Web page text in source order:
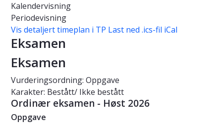
Kalendervisning
Periodevisning
Vis detaljert timeplan i TP Last ned .ics-fil iCal
Eksamen
Eksamen
Vurderingsordning: Oppgave
Karakter: Bestått/ Ikke bestått
Ordinær eksamen - Høst 2026
Oppgave